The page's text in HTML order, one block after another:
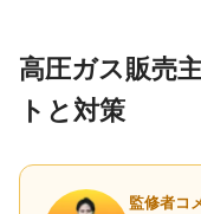
高圧ガス販売
トと対策
監修者コ